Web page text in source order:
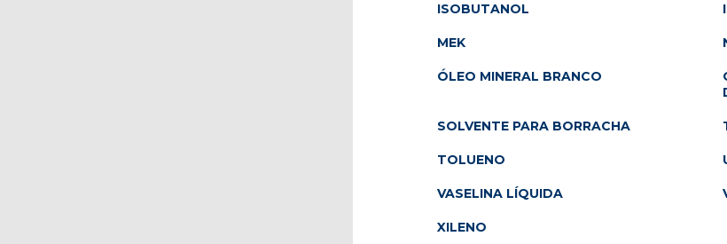
ISOBUTANOL
MEK
ÓLEO MINERAL BRANCO
SOLVENTE PARA BORRACHA
TOLUENO
VASELINA LÍQUIDA
XILENO